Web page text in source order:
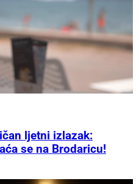
ljetni izlazak:
se na Brodaricu!